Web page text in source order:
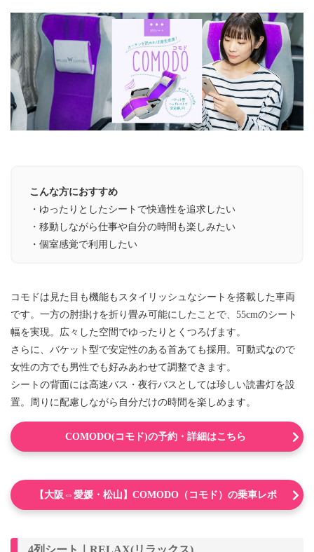
こんな方におすすめ
・ゆったりとしたシートで快適性を追求したい
・移動しながら仕事や自分の時間も楽しみたい
・個室感覚で利用したい
コモドは見た目も機能もスタイリッシュなシートを搭載した車両
です。一方の肘掛けを折り畳み可能にしたことで、55cmのシート
幅を実現。広々した空間でゆったりとくつろげます。
さらに、バケット型で安定性のある首あても採用。可動式なので
女性の方でも男性でも好みあわせて調整できます。
シートの背面には高速バス・夜行バスとしては珍しい読書灯を設
置。周りに配慮しながら自分だけの時間を楽しめます。
COMODO(コモド)の予約・詳細はこちら
【大阪⇔愛媛・松山】COMODO（コモド）の乗車レポ